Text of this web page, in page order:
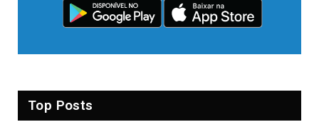
Top Posts